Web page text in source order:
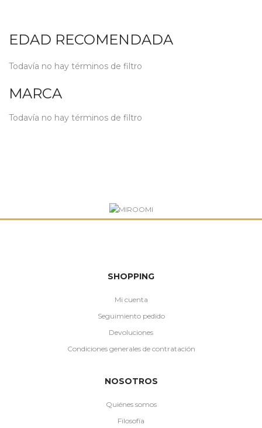
EDAD RECOMENDADA
Todavía no hay términos de filtro
MARCA
Todavía no hay términos de filtro
SHOPPING
Mi cuenta
Seguimiento pedido
Devoluciones
Condiciones generales de contratación
NOSOTROS
Quiénes somos
Filosofía